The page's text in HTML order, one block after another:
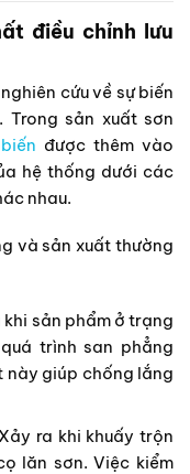
điều chỉnh lưu
cứu về sự biến
sản xuất sơn
được thêm vào
hệ thống dưới các
nhau.
và sản xuất thường
sản phẩm ở trạng
trình san phẳng
này giúp chống lắng
ra khi khuấy trộn
lăn sơn. Việc kiểm